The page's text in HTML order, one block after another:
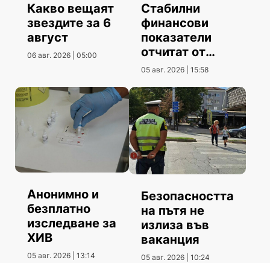
Какво вещаят
звездите за 6
август
06 авг. 2026 | 05:00
Стабилни
финансови
показатели
отчитат от
Община
05 авг. 2026 | 15:58
Анонимно и
безплатно
изследване за
ХИВ
05 авг. 2026 | 13:14
Безопасността
на пътя не
излиза във
ваканция
05 авг. 2026 | 10:24